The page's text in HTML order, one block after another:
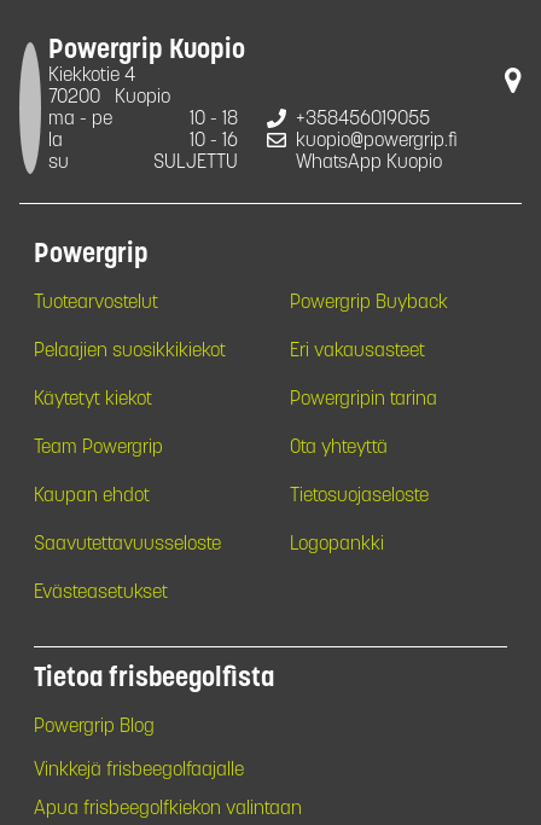
Powergrip Kuopio
Kiekkotie 4
70200
Kuopio
ma - pe
10 - 18
la
10 - 16
su
SULJETTU
+358456019055
kuopio@powergrip.fi
WhatsApp Kuopio
Powergrip
Tuotearvostelut Powergrip Buyback
Pelaajien suosikkikiekot Eri vakausasteet
Käytetyt kiekot Powergripin tarina
Team Powergrip Ota yhteyttä
Kaupan ehdot Tietosuojaseloste
Saavutettavuusseloste Logopankki
Evästeasetukset
Tietoa frisbeegolfista
Powergrip Blog
Vinkkejä frisbeegolfaajalle
Apua frisbeegolfkiekon valintaan